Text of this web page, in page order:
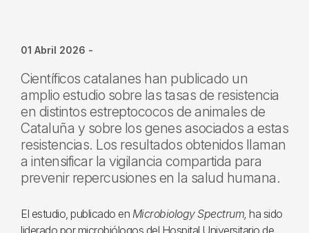
01 Abril 2026 -
Científicos catalanes han publicado un
amplio estudio sobre las tasas de resistencia
en distintos estreptococos de animales de
Cataluña y sobre los genes asociados a estas
resistencias. Los resultados obtenidos llaman
a intensificar la vigilancia compartida para
prevenir repercusiones en la salud humana.
El estudio, publicado en Microbiology Spectrum, ha sido
liderado por microbiólogos del Hospital Universitario de